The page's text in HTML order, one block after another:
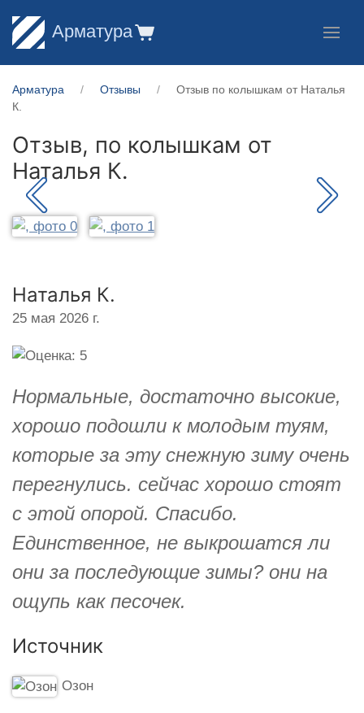
Арматура
Арматура Отзывы
Отзыв по колышкам от Наталья
К.
Отзыв, по колышкам от
Наталья К.
Наталья К.
25 мая 2026 г.
Нормальные, достаточно высокие,
хорошо подошли к молодым туям,
которые за эту снежную зиму очень
перегнулись. сейчас хорошо стоят
с этой опорой. Спасибо.
Единственное, не выкрошатся ли
они за последующие зимы? они на
ощупь как песочек.
Источник
Озон